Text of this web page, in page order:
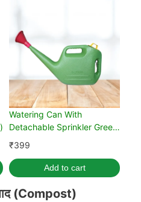
Watering Can With
Detachable Sprinkler Green
(5L)
₹399
Add to cart
(Compost)